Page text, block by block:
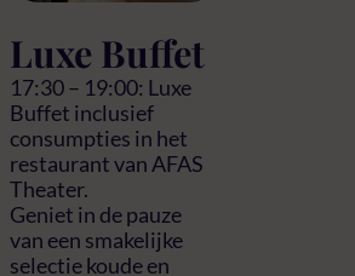
Luxe Buffet
17:30 – 19:00: Luxe
Buffet inclusief
consumpties in het
restaurant van AFAS
Theater.
Geniet in de pauze
van een smakelijke
selectie koude en